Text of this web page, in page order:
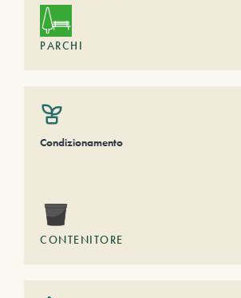
PARCHI
Condizionamento
CONTENITORE